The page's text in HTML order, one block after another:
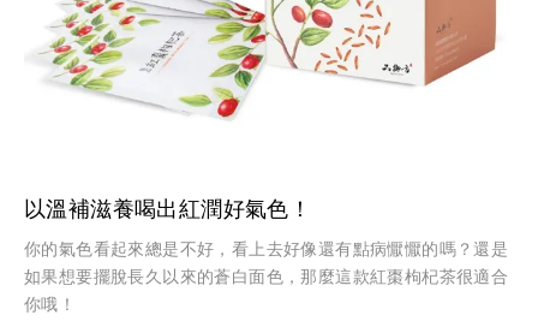
以溫補滋養喝出紅潤好氣色！
你的氣色看起來總是不好，看上去好像還有點病懨懨的嗎？還是
如果想要擺脫長久以來的蒼白面色，那麼這款紅棗枸杞茶很適合
你哦！